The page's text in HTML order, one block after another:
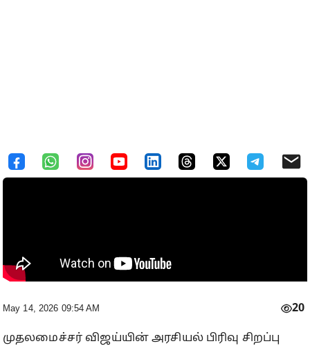
May 14, 2026 09:54 AM 20
முதலமைச்சர் விஜய்யின் அரசியல் பிரிவு சிறப்பு